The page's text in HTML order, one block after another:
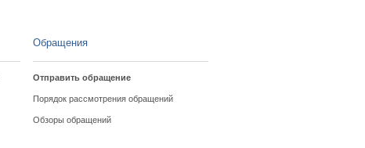
Обращения
Отправить обращение
Порядок рассмотрения обращений
Обзоры обращений